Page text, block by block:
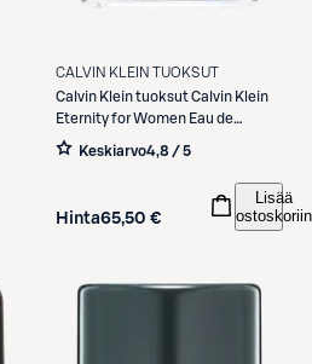
CALVIN KLEIN TUOKSUT
Calvin Klein tuoksutCalvin Klein
Eternity for Women Eau de
Parfum tuoksu30 ml
Keskiarvo4,8 / 5
Hinta65,50 €
Lisää
ostoskoriin